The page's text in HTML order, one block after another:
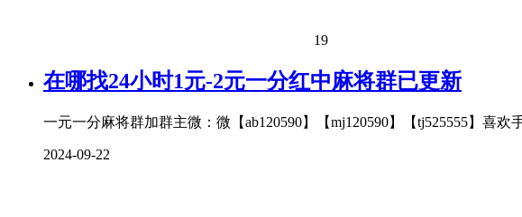
19
在哪找24小时1元-2元一分红中麻将群已更新
一元一分麻将群加群主微：微【ab120590】【mj120590】【tj525555】喜
2024-09-22